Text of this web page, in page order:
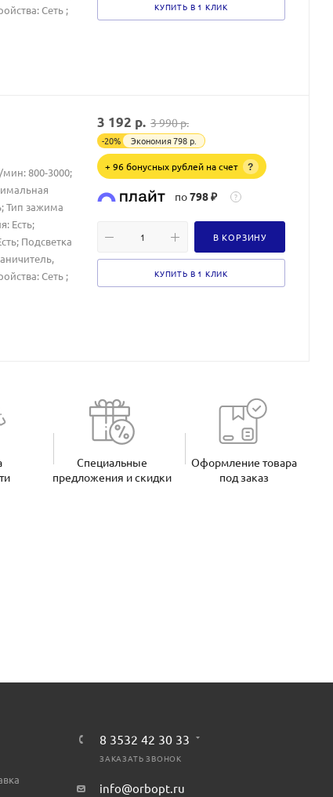
Сеть ;
КУПИТЬ В 1 КЛИК
800-3000;
Тип зажима
Есть;
Подсветка
Сеть ;
3 192 р. 3 990р.
-20% Экономия798р.
+ 96 бонусных рублей на счет ?
по798 ₽ ?
В КОРЗИНУ
КУПИТЬ В 1 КЛИК
Специальные
предложения и скидки
Оформление товара
под заказ
8 3532 42 30 33
ЗАКАЗАТЬ ЗВОНОК
info@orbopt.ru